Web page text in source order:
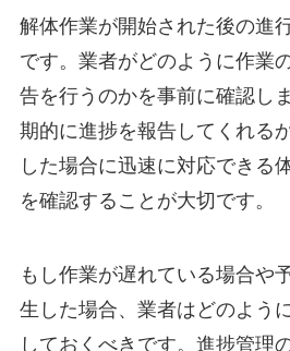
解体作業が開始された後の進
です。業者がどのように作業
告を行うのかを事前に確認し
期的に進捗を報告してくれる
した場合に迅速に対応できる
を確認することが大切です。
もし作業が遅れている場合や
生した場合、業者はどのよう
しておくべきです。進捗管理